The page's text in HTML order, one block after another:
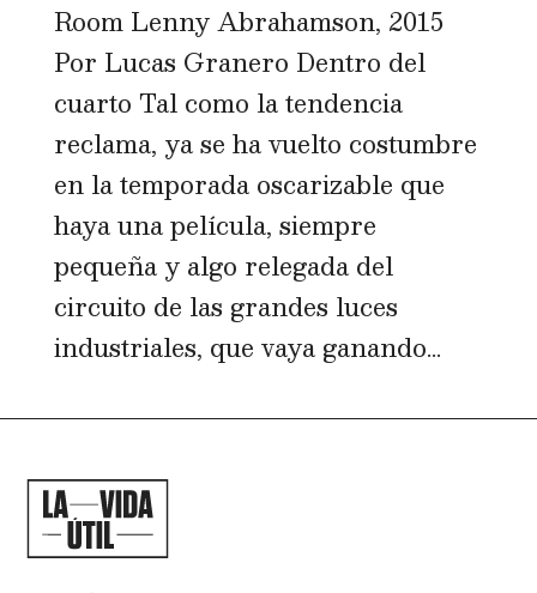
Room Lenny Abrahamson, 2015
Por Lucas Granero Dentro del
cuarto Tal como la tendencia
reclama, ya se ha vuelto costumbre
en la temporada oscarizable que
haya una película, siempre
pequeña y algo relegada del
circuito de las grandes luces
industriales, que vaya ganando...